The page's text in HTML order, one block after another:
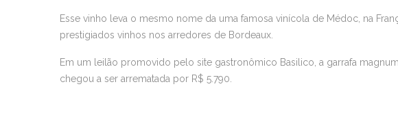
Esse vinho leva o mesmo nome da uma famosa vinícola de Médoc, na
prestigiados vinhos nos arredores de Bordeaux.
Em um leilão promovido pelo site gastronômico Basilico, a garrafa
chegou a ser arrematada por R$ 5.790.